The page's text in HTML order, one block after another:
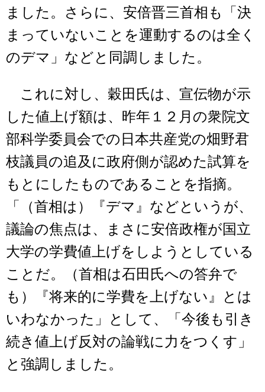
ました。さらに、安倍晋三首相も「決
まっていないことを運動するのは全く
のデマ」などと同調しました。
これに対し、穀田氏は、宣伝物が示
した値上げ額は、昨年１２月の衆院文
部科学委員会での日本共産党の畑野君
枝議員の追及に政府側が認めた試算を
もとにしたものであることを指摘。
「（首相は）『デマ』などというが、
議論の焦点は、まさに安倍政権が国立
大学の学費値上げをしようとしている
ことだ。（首相は石田氏への答弁で
も）『将来的に学費を上げない』とは
いわなかった」として、「今後も引き
続き値上げ反対の論戦に力をつくす」
と強調しました。